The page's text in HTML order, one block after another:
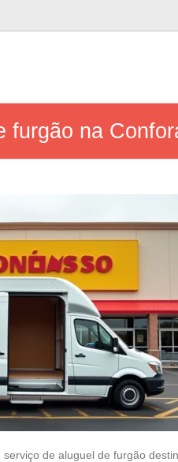
furgão na
de aluguel de furgão